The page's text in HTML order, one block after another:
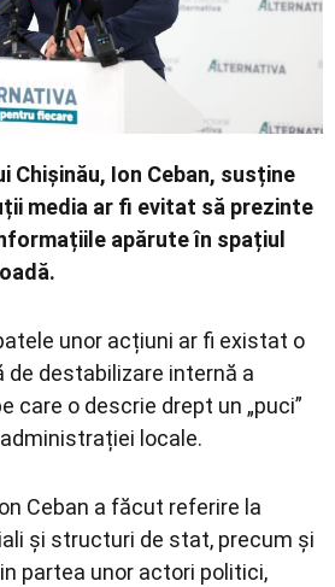
Chișinău, Ion Ceban, susține
media ar fi evitat să prezinte
apărute în spațiul
unor acțiuni ar fi existat o
destabilizare internă a
care o descrie drept un „puci”
locale.
Ceban a făcut referire la
și structuri de stat, precum și
partea unor actori politici,